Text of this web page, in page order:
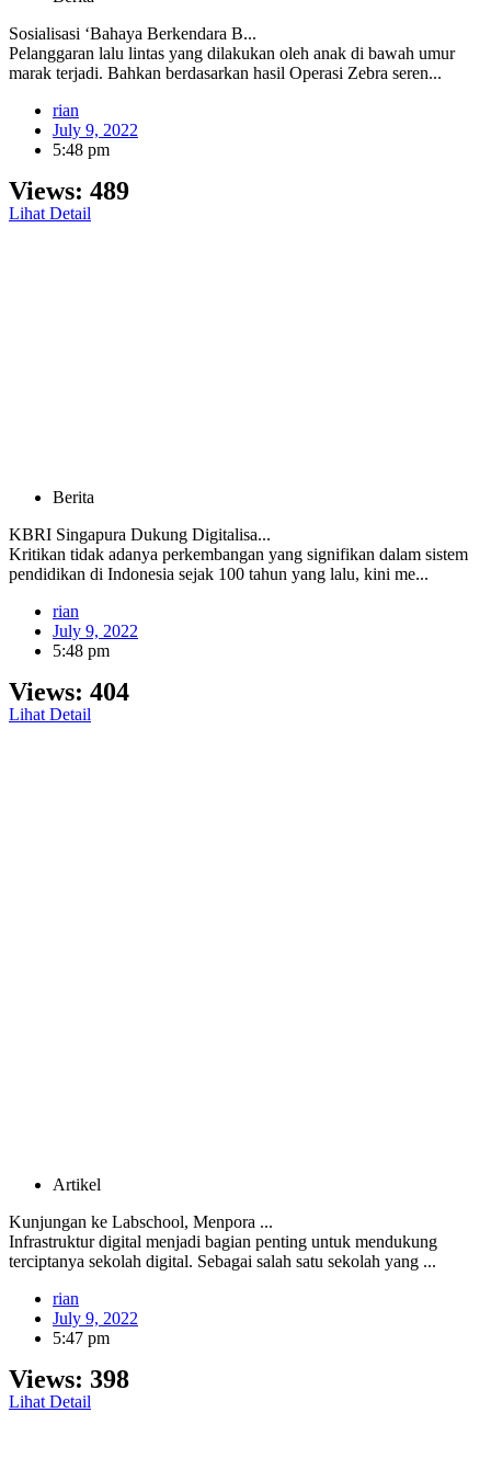
Sosialisasi ‘Bahaya Berkendara B...
Pelanggaran lalu lintas yang dilakukan oleh anak di bawah umur
marak terjadi. Bahkan berdasarkan hasil Operasi Zebra seren...
rian
July 9, 2022
5:48 pm
Views: 489
Lihat Detail
Berita
KBRI Singapura Dukung Digitalisa...
Kritikan tidak adanya perkembangan yang signifikan dalam sistem
pendidikan di Indonesia sejak 100 tahun yang lalu, kini me...
rian
July 9, 2022
5:48 pm
Views: 404
Lihat Detail
Artikel
Kunjungan ke Labschool, Menpora ...
Infrastruktur digital menjadi bagian penting untuk mendukung
terciptanya sekolah digital. Sebagai salah satu sekolah yang ...
rian
July 9, 2022
5:47 pm
Views: 398
Lihat Detail